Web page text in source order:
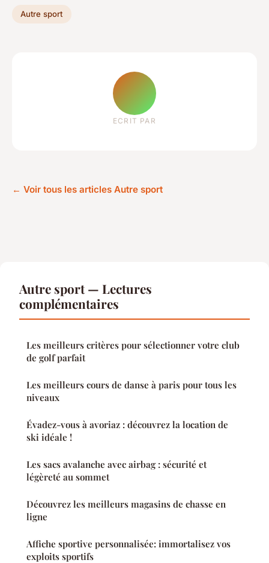
Autre sport
ECRIT PAR
← Voir tous les articles Autre sport
Autre sport — Lectures
complémentaires
Les meilleurs critères pour sélectionner votre club
de golf parfait
Les meilleurs cours de danse à paris pour tous les
niveaux
Évadez-vous à avoriaz : découvrez la location de
ski idéale !
Les sacs avalanche avec airbag : sécurité et
légèreté au sommet
Découvrez les meilleurs magasins de chasse en
ligne
Affiche sportive personnalisée: immortalisez vos
exploits sportifs